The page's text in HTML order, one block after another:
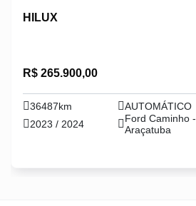
HILUX
R$ 265.900,00
36487km
AUTOMÁTICO
2023 / 2024
Ford Caminho -
Araçatuba